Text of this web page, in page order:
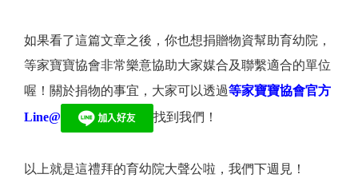
如果看了這篇文章之後，你也想捐贈物資幫助育幼院，
等家寶寶協會非常樂意協助大家媒合及聯繫適合的單位
喔！關於捐物的事宜，大家可以透過等家寶寶協會官方
Line@
找到我們！
以上就是這禮拜的育幼院大聲公啦，我們下週見！